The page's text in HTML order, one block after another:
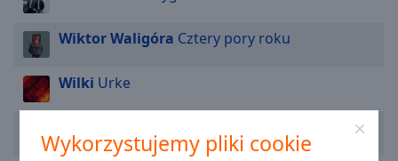
Wykorzystujemy pliki cookie
cancel
and
close
window.
Wiktor Waligóra Cztery pory roku
Wilki Urke